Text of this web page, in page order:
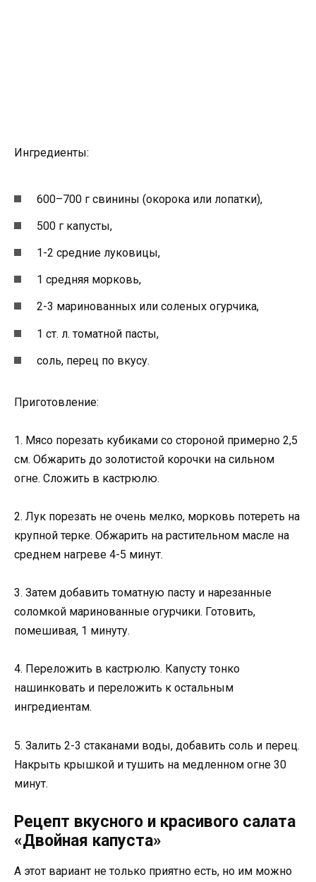
Ингредиенты:
600–700 г свинины (окорока или лопатки),
500 г капусты,
1-2 средние луковицы,
1 средняя морковь,
2-3 маринованных или соленых огурчика,
1 ст. л. томатной пасты,
соль, перец по вкусу.
Приготовление:
1. Мясо порезать кубиками со стороной примерно 2,5
см. Обжарить до золотистой корочки на сильном
огне. Сложить в кастрюлю.
2. Лук порезать не очень мелко, морковь потереть на
крупной терке. Обжарить на растительном масле на
среднем нагреве 4-5 минут.
3. Затем добавить томатную пасту и нарезанные
соломкой маринованные огурчики. Готовить,
помешивая, 1 минуту.
4. Переложить в кастрюлю. Капусту тонко
нашинковать и переложить к остальным
ингредиентам.
5. Залить 2-3 стаканами воды, добавить соль и перец.
Накрыть крышкой и тушить на медленном огне 30
минут.
Рецепт вкусного и красивого салата
«Двойная капуста»
А этот вариант не только приятно есть, но им можно